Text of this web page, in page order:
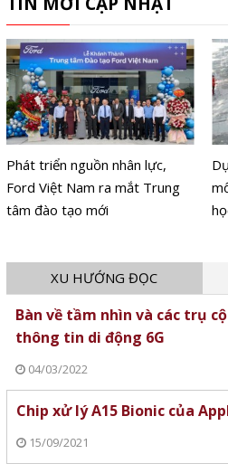
Phát triển nguồn nhân lực,
Ford Việt Nam ra mắt Trung
tâm đào tạo mới
XU HƯỚNG ĐỌC
Bàn về tầm nhìn và các trụ
thông tin di động 6G
04/03/2022
Chip xử lý A15 Bionic của
15/09/2021